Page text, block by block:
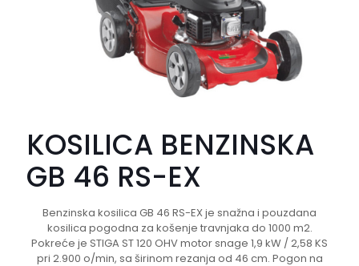
KOSILICA BENZINSKA
GB 46 RS-EX
Benzinska kosilica GB 46 RS-EX je snažna i pouzdana
kosilica pogodna za košenje travnjaka do 1000 m2.
Pokreće je STIGA ST 120 OHV motor snage 1,9 kW / 2,58 KS
pri 2.900 o/min, sa širinom rezanja od 46 cm. Pogon na